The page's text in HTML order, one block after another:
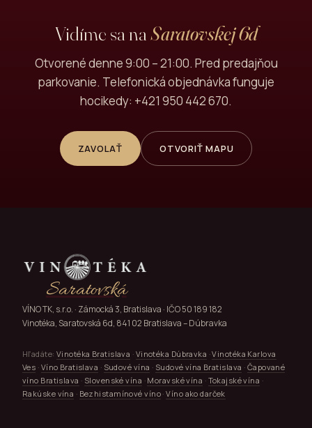
Vidíme sa naSaratovskej 6d
Otvorené denne 9:00 – 21:00. Pred predajňou
parkovanie. Telefonická objednávka funguje
hocikedy: +421 950 442 670.
ZAVOLAŤ OTVORIŤ MAPU
Saratovská
VÍNO TK, s.r.o. · Zámocká 3, Bratislava · IČO 50 189 182
Vinotéka, Saratovská 6d, 841 02 Bratislava – Dúbravka
Hľadáte: Vinotéka Bratislava · Vinotéka Dúbravka ·Vinotéka Karlova
Ves · Víno Bratislava · Sudové vína · Sudové vína Bratislava · Čapované
víno Bratislava · Slovenské vína · Moravské vína · Tokajské vína ·
Rakúske vína · Bezhistamínové víno·Víno ako darček